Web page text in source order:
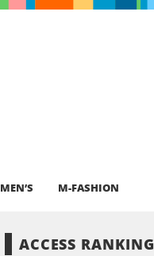
MEN’S M-FASHION
ACCESS RANKING